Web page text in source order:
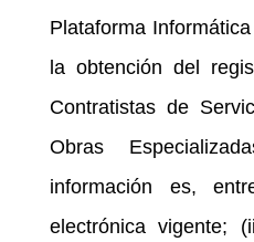
Plataforma
la obtención del
Contratistas de
Obras
información es,
electrónica vigente;